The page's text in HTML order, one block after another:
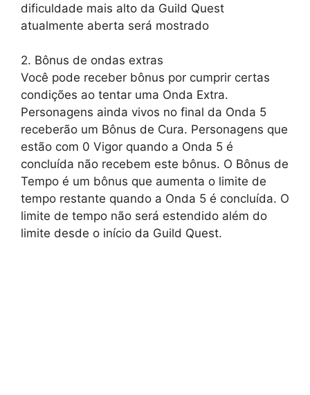
dificuldade mais alto da Guild Quest
atualmente aberta será mostrado
2. Bônus de ondas extras
Você pode receber bônus por cumprir certas
condições ao tentar uma Onda Extra.
Personagens ainda vivos no final da Onda 5
receberão um Bônus de Cura. Personagens que
estão com 0 Vigor quando a Onda 5 é
concluída não recebem este bônus. O Bônus de
Tempo é um bônus que aumenta o limite de
tempo restante quando a Onda 5 é concluída. O
limite de tempo não será estendido além do
limite desde o início da Guild Quest.